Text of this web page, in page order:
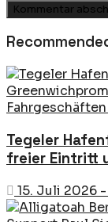
Tegeler
freier Eintritt
15. Juli 2026